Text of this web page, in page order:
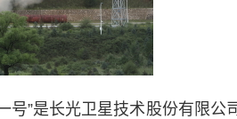
”是长光卫星技术股份有限公司